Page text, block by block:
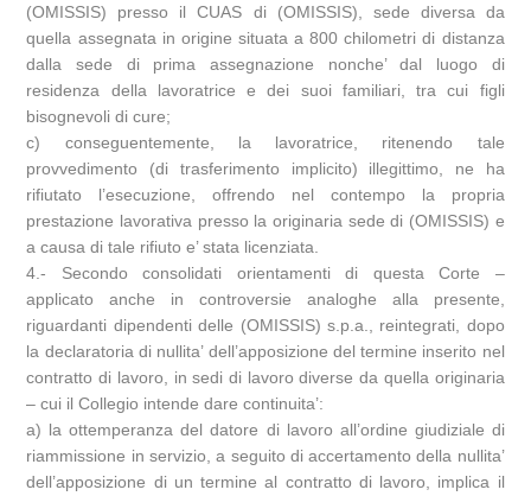
(OMISSIS) presso il CUAS di (OMISSIS), sede diversa da
quella assegnata in origine situata a 800 chilometri di distanza
dalla sede di prima assegnazione nonche’ dal luogo di
residenza della lavoratrice e dei suoi familiari, tra cui figli
bisognevoli di cure;
c) conseguentemente, la lavoratrice, ritenendo tale
provvedimento (di trasferimento implicito) illegittimo, ne ha
rifiutato l’esecuzione, offrendo nel contempo la propria
prestazione lavorativa presso la originaria sede di (OMISSIS) e
a causa di tale rifiuto e’ stata licenziata.
4.- Secondo consolidati orientamenti di questa Corte –
applicato anche in controversie analoghe alla presente,
riguardanti dipendenti delle (OMISSIS) s.p.a., reintegrati, dopo
la declaratoria di nullita’ dell’apposizione del termine inserito nel
contratto di lavoro, in sedi di lavoro diverse da quella originaria
– cui il Collegio intende dare continuita’:
a) la ottemperanza del datore di lavoro all’ordine giudiziale di
riammissione in servizio, a seguito di accertamento della nullita’
dell’apposizione di un termine al contratto di lavoro, implica il